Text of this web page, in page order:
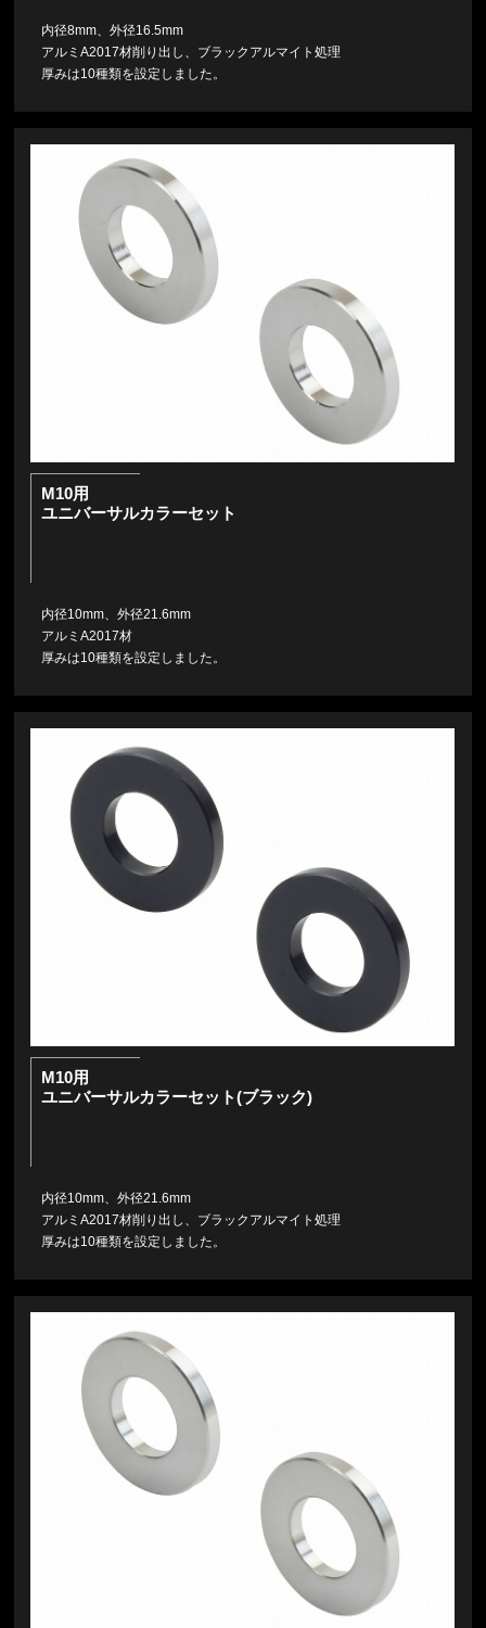
内径8mm、外径16.5mm
アルミA2017材削り出し、ブラックアルマイト処理
厚みは10種類を設定しました。
M10用
ユニバーサルカラーセット
内径10mm、外径21.6mm
アルミA2017材
厚みは10種類を設定しました。
M10用
ユニバーサルカラーセット(ブラック)
内径10mm、外径21.6mm
アルミA2017材削り出し、ブラックアルマイト処理
厚みは10種類を設定しました。